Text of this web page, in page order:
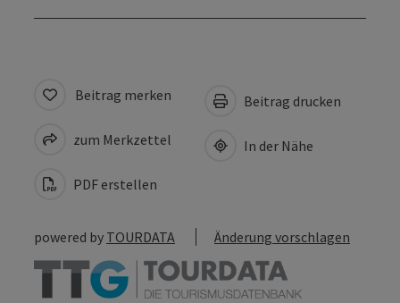
Beitrag merken
zum Merkzettel
PDF erstellen
Beitrag drucken
In der Nähe
powered by TOURDATA Änderung vorschlagen